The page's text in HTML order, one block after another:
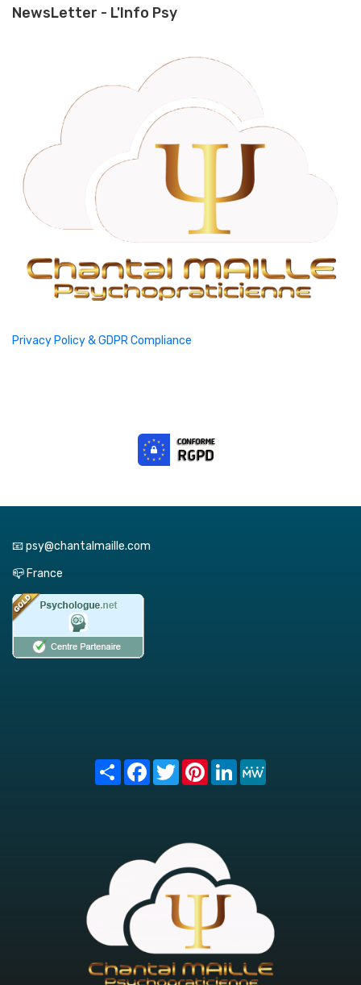
NewsLetter - L'Info Psy
Privacy Policy & GDPR Compliance
📧 psy@chantalmaille.com
📪 France
Share FacebookTwitterPinterest
LinkedIn